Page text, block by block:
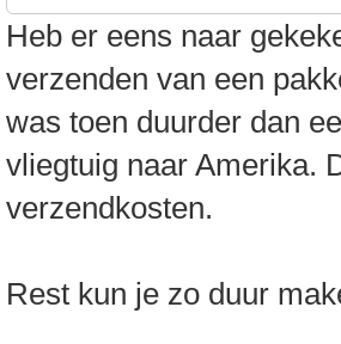
Heb er eens naar
verzenden van een
was toen duurder dan
vliegtuig naar Amerika.
verzendkosten.
Rest kun je zo duur